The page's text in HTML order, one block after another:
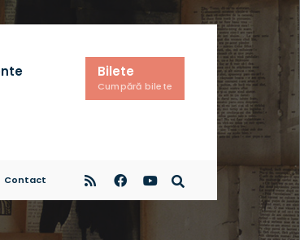
Bilete
Cumpără bilete
Contact